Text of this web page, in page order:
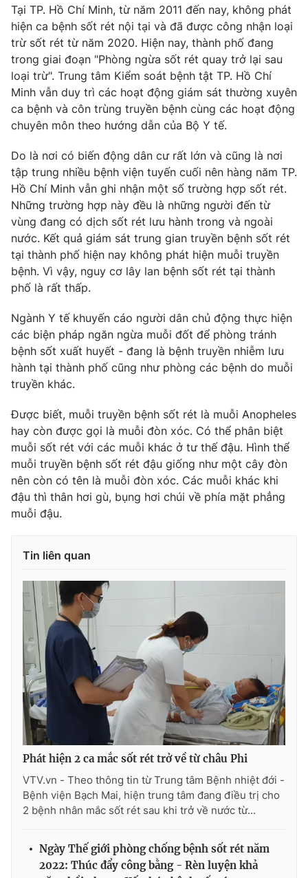
Nhân vật
Khán giả
Giải sao mai
Âm nhạc
Đời sống
Du lịch
Làm đẹp
Chất lượng cuộc sống
Giáo dục
Tuyển sinh
Học trực tuyến
Công nghệ
Hitech Công nghệ tương lai
Thị trường
Tư vấn
Giao lưu trực tuyến
Lịch phát sóng
Chuyên mục khác
Emagazine Podcast
Photo
Video Shorts video
VTV Money VTV Thể thao
Thị trường 24h Tấm lòng Việt
VTV4 Vươn mình bằng AI
Liên hệ tòa soạn
THỜI BÁO VTV
Theo dõi báo trên
Cơ quan chủ quản:
Đài Truyền hình Việt Nam
Cơ quan báo chí:Thời báo VTV
Giấy phép hoạt động báo in và báo điện tử số 483/GP-BTTTT
cấp ngày 29/12/2023
Tổng Biên tập:Vũ Thanh Thủy
Nguyễn Trọng Ninh
Tổng đài VTV:024.38 355 931 - 024.38 355 932
Tại TP. Hồ Chí Minh, từ năm 2011 đến nay, không phát
hiện ca bệnh sốt rét nội tại và đã được công nhận loại
trừ sốt rét từ năm 2020. Hiện nay, thành phố đang
trong giai đoạn "Phòng ngừa sốt rét quay trở lại sau
loại trừ". Trung tâm Kiểm soát bệnh tật TP. Hồ Chí
Minh vẫn duy trì các hoạt động giám sát thường xuyên
ca bệnh và côn trùng truyền bệnh cùng các hoạt động
chuyên môn theo hướng dẫn của Bộ Y tế.
Do là nơi có biến động dân cư rất lớn và cũng là nơi
tập trung nhiều bệnh viện tuyến cuối nên hàng năm TP.
Hồ Chí Minh vẫn ghi nhận một số trường hợp sốt rét.
Những trường hợp này đều là những người đến từ
vùng đang có dịch sốt rét lưu hành trong và ngoài
nước. Kết quả giám sát trung gian truyền bệnh sốt rét
tại thành phố hiện nay không phát hiện muỗi truyền
bệnh. Vì vậy, nguy cơ lây lan bệnh sốt rét tại thành
phố là rất thấp.
Ngành Y tế khuyến cáo người dân chủ động thực hiện
các biện pháp ngăn ngừa muỗi đốt để phòng tránh
bệnh sốt xuất huyết - đang là bệnh truyền nhiễm lưu
hành tại thành phố cũng như phòng các bệnh do muỗi
truyền khác.
Được biết, muỗi truyền bệnh sốt rét là muỗi Anopheles
hay còn được gọi là muỗi đòn xóc. Có thể phân biệt
muỗi sốt rét với các muỗi khác ở tư thế đậu. Hình thể
muỗi truyền bệnh sốt rét đậu giống như một cây đòn
nên còn có tên là muỗi đòn xóc. Các muỗi khác khi
đậu thì thân hơi gù, bụng hơi chúi về phía mặt phẳng
muỗi đậu.
Tin liên quan
Phát hiện 2 ca mắc sốt rét trở về từ châu Phi
VTV.vn - Theo thông tin từ Trung tâm Bệnh nhiệt đới -
Bệnh viện Bạch Mai, hiện trung tâm đang điều trị cho
2 bệnh nhân mắc sốt rét sau khi trở về nước từ...
Ngày Thế giới phòng chống bệnh sốt rét năm
2022: Thúc đẩy công bằng - Rèn luyện khả